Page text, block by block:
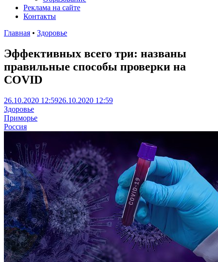
Реклама на сайте
Контакты
Главная • Здоровье
Эффективных всего три: названы
правильные способы проверки на
COVID
26.10.2020 12:5926.10.2020 12:59
Здоровье
Приморье
Россия